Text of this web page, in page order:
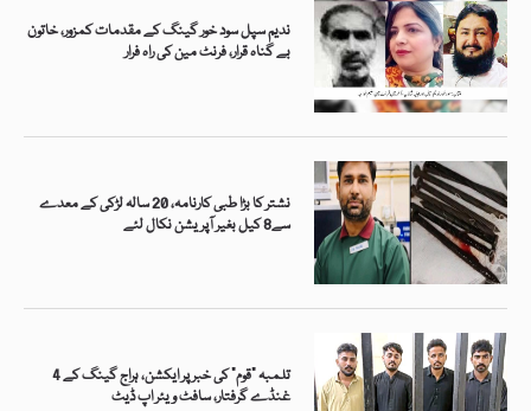
ندیم سپل سود خور گینگ کے مقدمات کمزور، خاتون
بے گناہ قرار، فرنٹ مین کی راہ فرار
نشتر کا بڑا طبی کارنامہ، 20 سالہ لڑکی کے معدے
سے8 کیل بغیر آپریشن نکال لئے
تلمبہ “قوم” کی خبر پر ایکشن، ہراج گینگ کے 4
غنڈے گرفتار، سافٹ ویئر اپ ڈیٹ